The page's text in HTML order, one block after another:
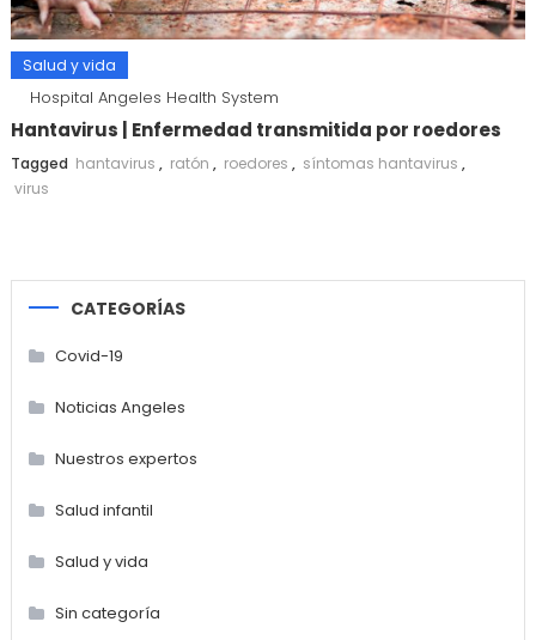
Salud y vida
Hospital Angeles Health System
Hantavirus | Enfermedad transmitida por roedores
Tagged hantavirus , ratón , roedores , síntomas hantavirus ,
virus
CATEGORÍAS
Covid-19
Noticias Angeles
Nuestros expertos
Salud infantil
Salud y vida
Sin categoría